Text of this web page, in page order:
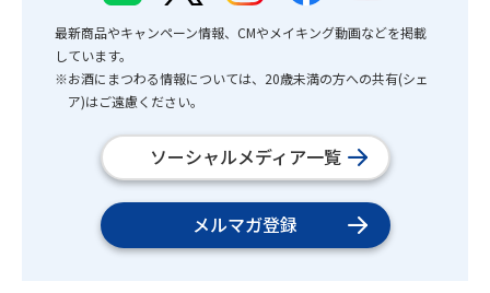
最新商品やキャンペーン情報、CMやメイキング動画などを掲載
しています。
※お酒にまつわる情報については、20歳未満の方への共有(シェ
ア)はご遠慮ください。
ソーシャルメディア一覧
メルマガ登録